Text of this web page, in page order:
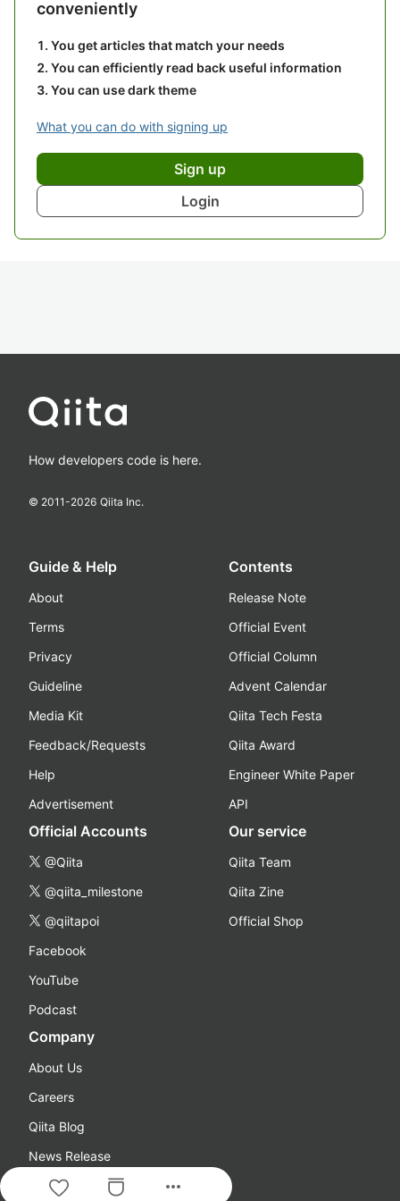
conveniently
You get articles that match your needs
You can efficiently read back useful information
You can use dark theme
What you can do with signing up
Sign up
Login
more_horiz
How developers code is here.
© 2011-2026 Qiita Inc.
Guide & Help
About
Terms
Privacy
Guideline
Media Kit
Feedback/Requests
Help
Advertisement
Contents
Release Note
Official Event
Official Column
Advent Calendar
Qiita Tech Festa
Qiita Award
Engineer White Paper
API
Official Accounts
@Qiita
@qiita_milestone
@qiitapoi
Facebook
YouTube
Podcast
Our service
Qiita Team
Qiita Zine
Official Shop
Company
About Us
Careers
Qiita Blog
News Release